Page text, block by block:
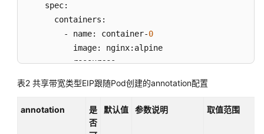
SDK
考
    spec:
      containers:
        - name: container-
0
          image: nginx:alpine
          resources:
              cpu: 250m
              memory: 500Mi
            requests:
表2 共享带宽类型EIP跟随Pod创建的annotation配置
annotation
是
否
默认值 参数说明 取值范围